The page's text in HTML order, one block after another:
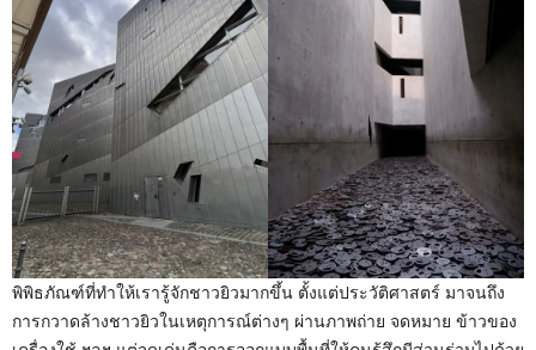
พิพิธภัณฑ์ที่ทำให้เรารู้จักชาวยิวมากขึ้น ตั้งแต่ประวัติศาสตร์ มาจนถึง
การกวาดล้างชาวยิวในเหตุการณ์ต่างๆ ผ่านภาพถ่าย จดหมาย ข้าวของ